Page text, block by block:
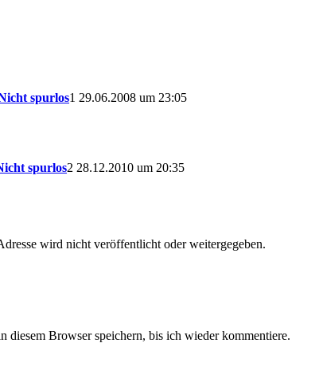
spurlos1 29.06.2008 um 23:05
spurlos2 28.12.2010 um 20:35
wird nicht veröffentlicht oder weitergegeben.
diesem Browser speichern, bis ich wieder kommentiere.